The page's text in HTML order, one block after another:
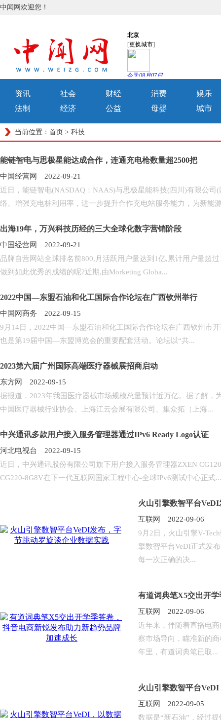
中闻网欢迎您！
资讯 社会 财经 消费
娱乐
法制
经济 公益 母婴 城市
当前位置： 首页 > 科技
能链智电与思极星能达成合作，连通充电枪数量超2500把
中国经营网 2022-09-21
近日，能链智电(NASDAQ：NAAS)与思极星能科技(四川)有限公
络、增强充电桩利用率，进一步提升合作充电站服务能力，为新能
出海19年，万兴科技历经的三大全球化数字营销阶段
中国经营网 2022-09-21
品牌自营网站全球排名前800,月活跃用户量达到1亿,累计用户量超
做到如此优秀的成绩的呢?近期,由Morketing Globa...
2022中国—东盟石油和化工国际合作论坛在广西钦州举行
中国网商务 2022-09-15
9月14日，2022中国—东盟石油和化工国际合作论坛在广西钦州市
也是第19届中国—东盟博览会的重要配套活动。论坛以“共...
2023第六届广州国际高端医疗器械展招商启动
东方网 2022-09-15
据报道，2023年我国医疗器械市场规模总量预计近万亿。据了解
中国医疗器械行业协会、上海江云会展有限公司、集众拓（上海...
中兴通讯多款用户接入服务管理器通过IPv6 Ready Logo认证
河北电视台 2022-09-15
近日，中兴通讯股份有限公司旗下用户接入服务管理器ZXEN
CG220-8G8V在下一代互联网国家工程中心-全球IPv6测试中心正式...
火山引擎数智平台
互联网 2022-09-06
9月2日，火山引擎V-
擎数智平台VeDI正式发
每一次正确的决...
有道词典笔X5交出开
互联网 2022-09-06
近年来，伴随着直播电
察市场导向，瞄准新的
年里，有道词典笔已取...
火山引擎数智平台
互联网 2022-09-05
数据是“新石油”，经过